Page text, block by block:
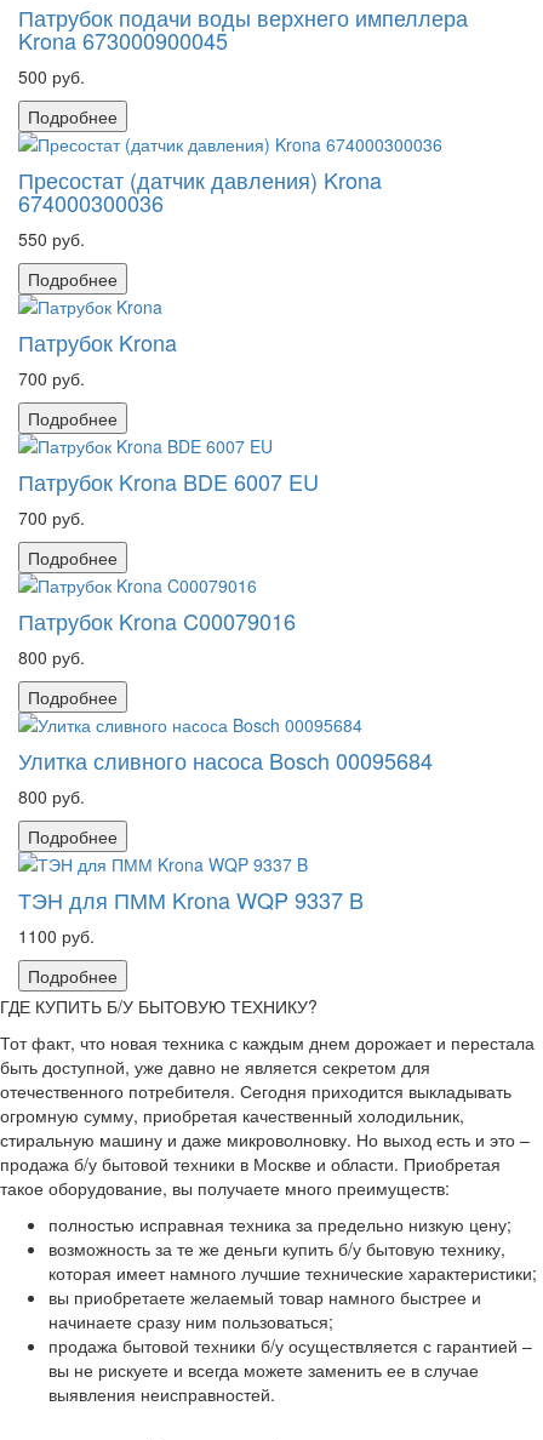
Патрубок подачи воды верхнего импеллера
Krona 673000900045
500 руб.
Подробнее
Пресостат (датчик давления) Krona
674000300036
550 руб.
Подробнее
Патрубок Krona
700 руб.
Подробнее
Патрубок Krona BDE 6007 EU
700 руб.
Подробнее
Патрубок Krona C00079016
800 руб.
Подробнее
Улитка сливного насоса Bosch 00095684
800 руб.
Подробнее
ТЭН для ПММ Krona WQP 9337 B
1100 руб.
Подробнее
ГДЕ КУПИТЬ Б/У БЫТОВУЮ ТЕХНИКУ?
Тот факт, что новая техника с каждым днем дорожает и перестала
быть доступной, уже давно не является секретом для
отечественного потребителя. Сегодня приходится выкладывать
огромную сумму, приобретая качественный холодильник,
стиральную машину и даже микроволновку. Но выход есть и это –
продажа б/у бытовой техники в Москве и области. Приобретая
такое оборудование, вы получаете много преимуществ:
полностью исправная техника за предельно низкую цену;
возможность за те же деньги купить б/у бытовую технику,
которая имеет намного лучшие технические характеристики;
вы приобретаете желаемый товар намного быстрее и
начинаете сразу ним пользоваться;
продажа бытовой техники б/у осуществляется с гарантией –
вы не рискуете и всегда можете заменить ее в случае
выявления неисправностей.